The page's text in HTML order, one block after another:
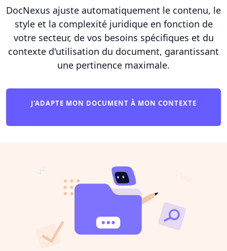
DocNexus ajuste automatiquement le contenu, le
style et la complexité juridique en fonction de
votre secteur, de vos besoins spécifiques et du
contexte d'utilisation du document, garantissant
une pertinence maximale.
J'ADAPTE MON DOCUMENT À MON CONTEXTE